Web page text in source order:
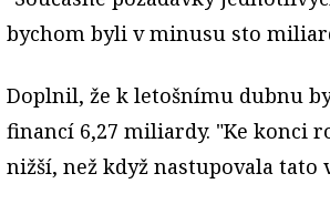
bychom byli v minusu sto
Doplnil, že k letošnímu dubnu
financí 6,27 miliardy. "Ke konci
nižší, než když nastupovala tato